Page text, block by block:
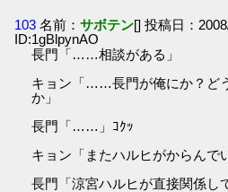
103 名前：サボテン[] 投稿日：
ID:1gBlpynAO
長門「……相談がある」
キョン「……長門が俺にか？ど
か」
長門「……」ｺｸｯ
キョン「またハルヒがからんで
長門「涼宮ハルヒが直接関係し